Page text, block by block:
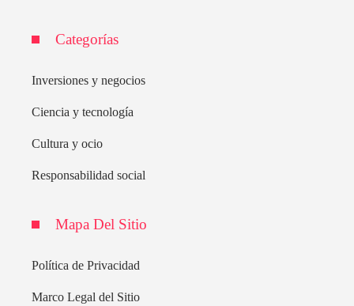
Categorías
Inversiones y negocios
Ciencia y tecnología
Cultura y ocio
Responsabilidad social
Mapa Del Sitio
Política de Privacidad
Marco Legal del Sitio